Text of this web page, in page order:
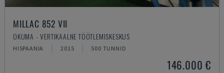
MILLAC 852 VII
OKUMA - VERTIKAALNE TÖÖTLEMISKESKUS
HISPAANIA 2015 500 TUNNID
146.000 €